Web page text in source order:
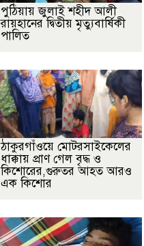
পুঠিয়ায় জুলাই শহীদ আলী
রায়হানের দ্বিতীয় মৃত্যুবার্ষিকী
পালিত
ঠাকুরগাঁওয়ে মোটরসাইকেলের
ধাক্কায় প্রাণ গেল বৃদ্ধ ও
কিশোরের,গুরুতর আহত আরও
এক কিশোর